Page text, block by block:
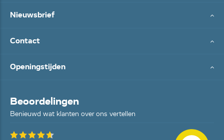
Nieuwsbrief
Contact
Openingstijden
Beoordelingen
Benieuwd wat klanten over ons vertellen